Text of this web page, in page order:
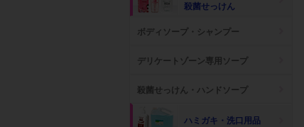
殺菌せっけん
ボディソープ・シャンプー
デリケートゾーン専用ソープ
殺菌せっけん・ハンドソープ
ハミガキ・洗口用品